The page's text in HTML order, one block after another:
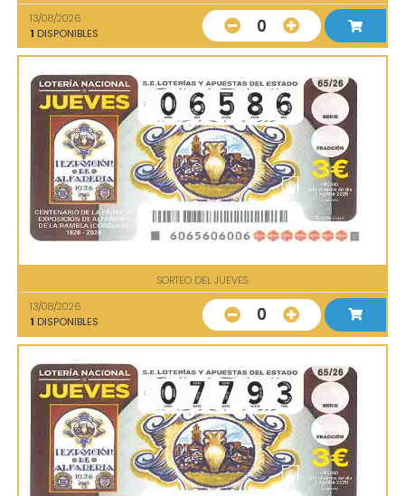
13/08/2026
1 DISPONIBLES 0
SORTEO DEL JUEVES
13/08/2026
1 DISPONIBLES 0